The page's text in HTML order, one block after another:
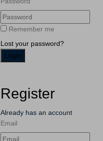
Remember me
Lost your password?
Register
Already has an account
Email